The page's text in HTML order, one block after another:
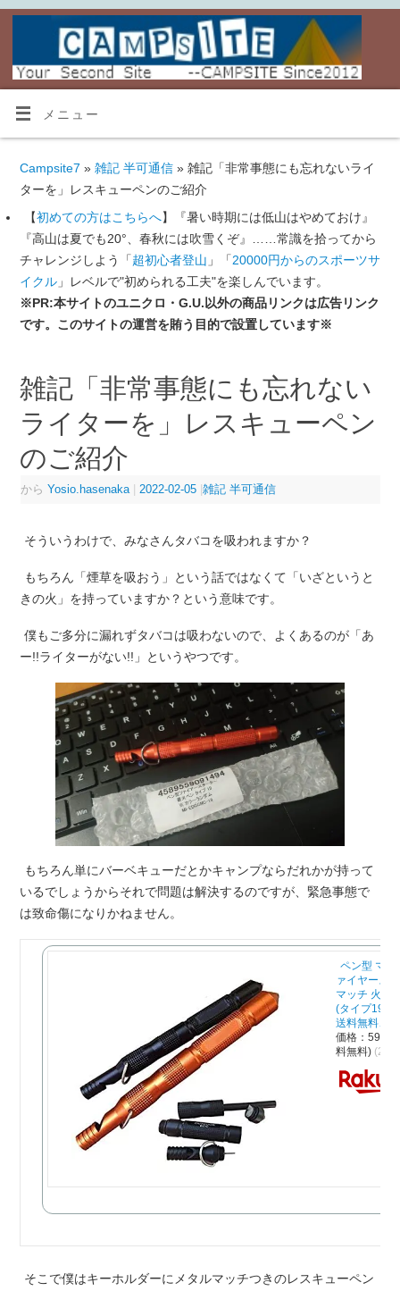
メニュー
Campsite7 » 雑記 半可通信» 雑記「非常事態にも忘れないライ
ターを」レスキューペンのご紹介
【初めての方はこちらへ】『暑い時期には低山はやめておけ』
『高山は夏でも20°、春秋には吹雪くぞ』……常識を拾ってから
チャレンジしよう「超初心者登山 」「20000円からのスポーツサ
イクル」レベルで"初められる工夫"を楽しんでいます。
※PR:本サイトのユニクロ・G.U.以外の商品リンクは広告リンク
です。このサイトの運営を賄う目的で設置しています※
雑記「非常事態にも忘れない
ライターを」レスキューペン
のご紹介
から Yosio.hasenaka 2022-02-05 雑記 半可通信
そういうわけで、みなさんタバコを吸われますか？
もちろん「煙草を吸おう」という話ではなくて「いざというと
きの火」を持っていますか？という意味です。
僕もご多分に漏れずタバコは吸わないので、よくあるのが「あ
ー!!ライターがない!!」というやつです。
もちろん単にバーベキューだとかキャンプならだれかが持って
いるでしょうからそれで問題は解決するのですが、緊急事態で
は致命傷になりかねません。
ペン型 マグ
ァイヤース
マッチ 火打
(タイプ19)[
送料無料、
価格：598円
料無料)
そこで僕はキーホルダーにメタルマッチつきのレスキューペン